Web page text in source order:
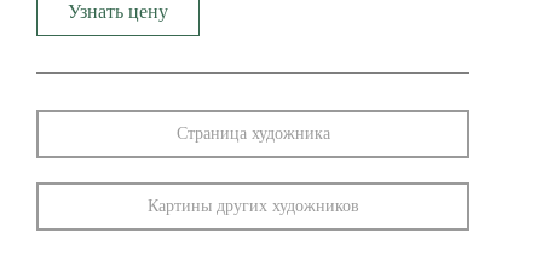
Узнать цену
Страница художника
Картины других художников